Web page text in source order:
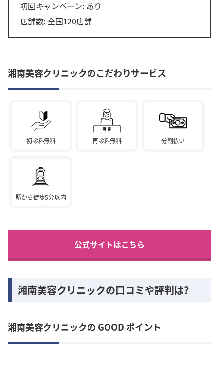
初回キャンペーン: あり
店舗数: 全国120店舗
湘南美容クリニックのこだわりサービス
初診料無料 再診料無料 分割払い
駅から徒歩5分以内
公式サイトはこちら
湘南美容クリニックの口コミや評判は?
湘南美容クリニックの GOOD ポイント